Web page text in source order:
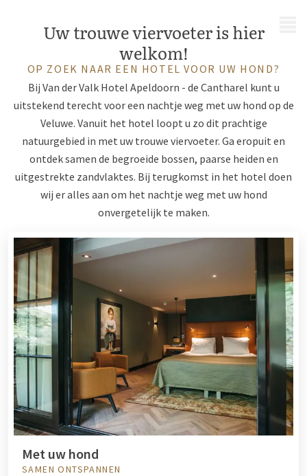
Uw trouwe viervoeter is hier
welkom!
OP ZOEK NAAR EEN HOTEL VOOR UW HOND?
Bij Van der Valk Hotel Apeldoorn - de Cantharel kunt u
uitstekend terecht voor een nachtje weg met uw hond op de
Veluwe. Vanuit het hotel loopt u zo dit prachtige
natuurgebied in met uw trouwe viervoeter. Ga eropuit en
ontdek samen de begroeide bossen, paarse heiden en
uitgestrekte zandvlaktes. Bij terugkomst in het hotel doen
wij er alles aan om het nachtje weg met uw hond
onvergetelijk te maken.
Met uw hond
SAMEN ONTSPANNEN